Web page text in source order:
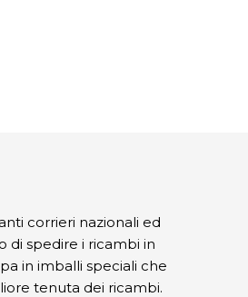
corrieri nazionali ed
di spedire i ricambi in
in imballi speciali che
tenuta dei ricambi.